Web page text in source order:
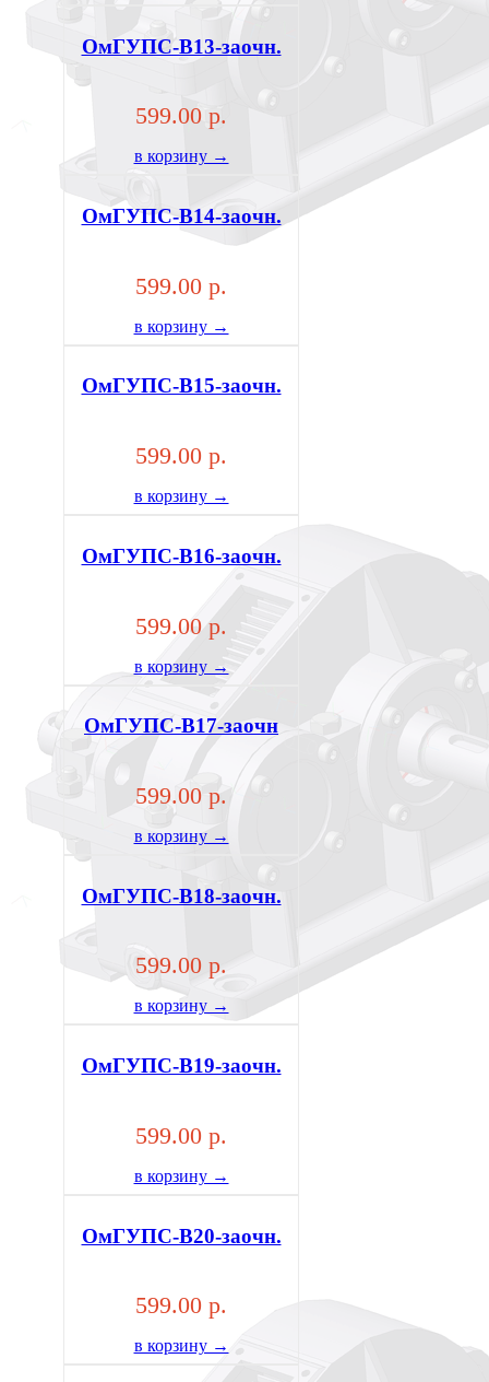
ОмГУПС-В13-заочн.
599.00 р.
в корзину →
ОмГУПС-В14-заочн.
599.00 р.
в корзину →
ОмГУПС-В15-заочн.
599.00 р.
в корзину →
ОмГУПС-В16-заочн.
599.00 р.
в корзину →
ОмГУПС-В17-заочн
599.00 р.
в корзину →
ОмГУПС-В18-заочн.
599.00 р.
в корзину →
ОмГУПС-В19-заочн.
599.00 р.
в корзину →
ОмГУПС-В20-заочн.
599.00 р.
в корзину →